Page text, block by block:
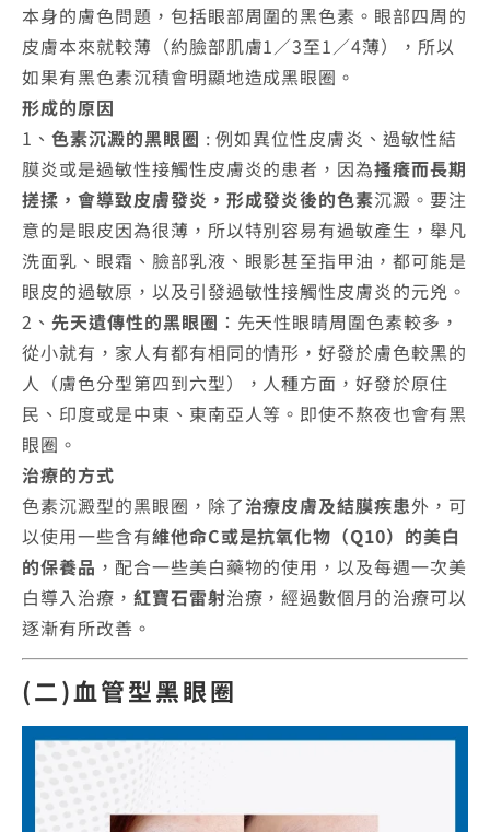
本身的膚色問題，包括眼部周圍的黑色素。眼部四周的
皮膚本來就較薄（約臉部肌膚1／3至1／4薄），所以
如果有黑色素沉積會明顯地造成黑眼圈。
形成的原因
1、 色素沉澱的黑眼圈 : 例如異位性皮膚炎、過敏性結
膜炎或是過敏性接觸性皮膚炎的患者，因為搔癢而長期
搓揉，會導致皮膚發炎，形成發炎後的色素沉澱。要注
意的是眼皮因為很薄，所以特別容易有過敏產生，舉凡
洗面乳、眼霜、臉部乳液、眼影甚至指甲油，都可能是
眼皮的過敏原，以及引發過敏性接觸性皮膚炎的元兇。
2、 先天遺傳性的黑眼圈 ：先天性眼睛周圍色素較多，
從小就有，家人有都有相同的情形，好發於膚色較黑的
人（膚色分型第四到六型），人種方面，好發於原住
民、印度或是中東、東南亞人等。即使不熬夜也會有黑
眼圈。
治療的方式
色素沉澱型的黑眼圈，除了治療皮膚及結膜疾患外，可
以使用一些含有維他命C或是抗氧化物（Q10）的美白
的保養品 ，配合一些美白藥物的使用，以及每週一次美
白導入治療， 紅寶石雷射治療，經過數個月的治療可以
逐漸有所改善。
(二)血管型黑眼圈